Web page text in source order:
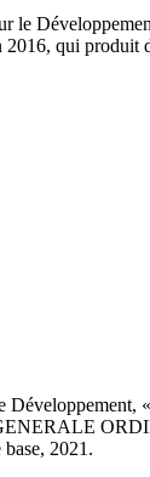
le
2016, qui produit
Développement,
2021.